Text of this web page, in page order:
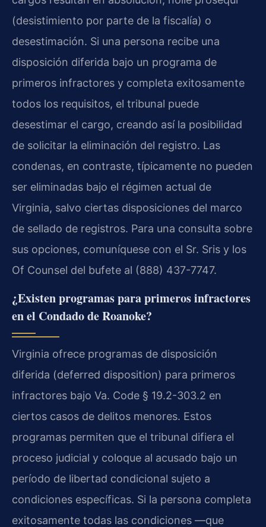
(desistimiento por parte de la fiscalía) o
desestimación. Si una persona recibe una
disposición diferida bajo un programa de
primeros infractores y completa exitosamente
todos los requisitos, el tribunal puede
desestimar el cargo, creando así la posibilidad
de solicitar la eliminación del registro. Las
condenas, en contraste, típicamente no pueden
ser eliminadas bajo el régimen actual de
Virginia, salvo ciertas disposiciones del marco
de sellado de registros. Para una consulta sobre
sus opciones, comuníquese con el Sr. Sris y los
Of Counsel del bufete al (888) 437-7747.
¿Existen programas para primeros infractores
en el Condado de Roanoke?
Virginia ofrece programas de disposición
diferida (deferred disposition) para primeros
infractores bajo Va. Code § 19.2-303.2 en
ciertos casos de delitos menores. Estos
programas permiten que el tribunal difiera el
proceso judicial y coloque al acusado bajo un
período de libertad condicional sujeto a
condiciones específicas. Si la persona completa
exitosamente todas las condiciones —que